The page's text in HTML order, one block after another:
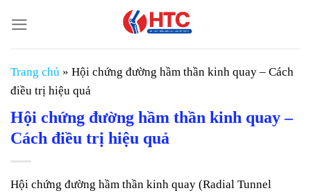
đến
nội
dung
Trang chủ » Hội chứng đường hầm thần kinh quay – Cách
điều trị hiệu quả
Hội chứng đường hầm thần kinh quay –
Cách điều trị hiệu quả
Hội chứng đường hầm thần kinh quay (Radial Tunnel